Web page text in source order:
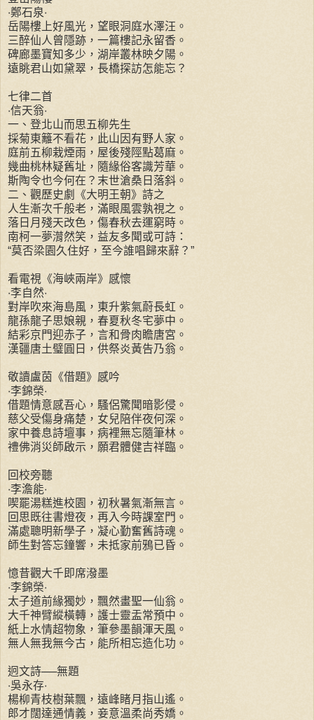
‧鄭石泉‧
岳陽樓上好風光，望眼洞庭水澤汪。
三醉仙人曾隱跡，一篇樓記永留香。
碑廊墨寶知多少，湖岸叢林映夕陽。
遠眺君山如黛翠，長橋探訪怎能忘？
七律二首
‧信天翁‧
一、登北山而思五柳先生
採菊東籬不看花，此山因有野人家。
庭前五柳栽煙雨，屋後殘陘點葛麻。
幾曲桃林疑舊址，隨緣俗客識芳華。
斯陶令也今何在？末世滄桑日落斜。
二、觀歷史劇《大明王朝》詩之
人生漸次千般老，滿眼風雲孰視之。
落日月殘天改色，傷春秋去運窮時。
南柯一夢潸然笑，益友多聞或可詩：
“莫否梁園久住好，至今誰唱歸來辭？”
看電視《海峽兩岸》感懷
‧李自然‧
對岸吹來海島風，東升紫氣蔚長虹。
龍孫龍子思娘親，春夏秋冬宅夢中。
結彩京門迎赤子，言和骨肉瞻唐宮。
漢疆唐土璧圓日，供祭炎黃告乃翁。
敬讀盧茵《借題》感吟
‧李錦榮‧
借題情意感吾心，騷侶驚聞暗影侵。
慈父受傷身痛楚，女兒陪伴夜何深。
家中養息詩壇事，病裡無忘隨筆林。
禮佛消災師啟示，願君體健吉祥臨。
回校旁聽
‧李澹能‧
喫罷湯糕進校園，初秋暑氣漸無言。
回思既往書燈夜，再入今時課室門。
滿處聰明新學子，凝心勤奮舊詩魂。
師生對答忘鐘響，未抵家前鴉已昏。
憶昔觀大千即席潑墨
‧李錦榮‧
太子道前緣獨妙，飄然畫聖一仙翁。
大千神臂縱橫轉，護士靈盂常預中。
紙上水情超物象，筆參墨韻渾天風。
無人無我無今古，能所相忘造化功。
迥文詩──無題
‧吳永存‧
楊柳青枝樹葉飄，遠峰睹月指山遙。
郎才闊達通情義，妾意溫柔尚秀嬌。